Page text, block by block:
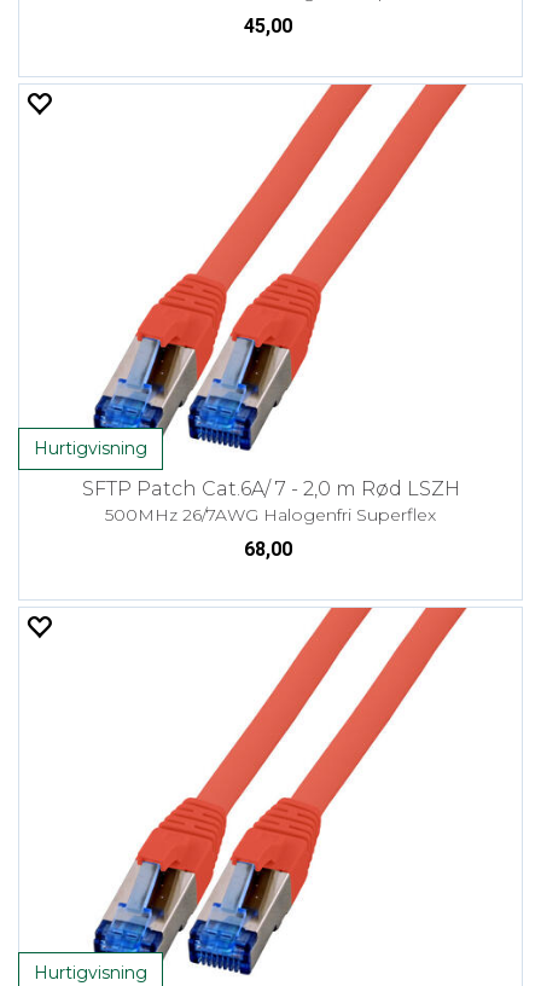
45,00
Hurtigvisning
SFTP Patch Cat.6A/ 7 - 2,0 m Rød LSZH
500MHz 26/7AWG Halogenfri Superflex
68,00
Hurtigvisning